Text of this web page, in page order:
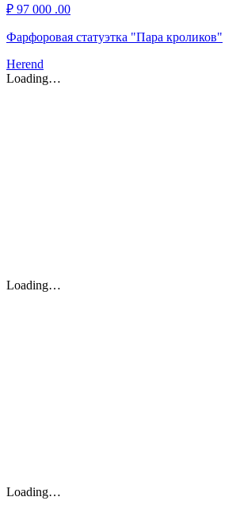
₽ 97 000 .00
Фарфоровая статуэтка "Пара кроликов"
Herend
Loading…
Loading…
Loading…